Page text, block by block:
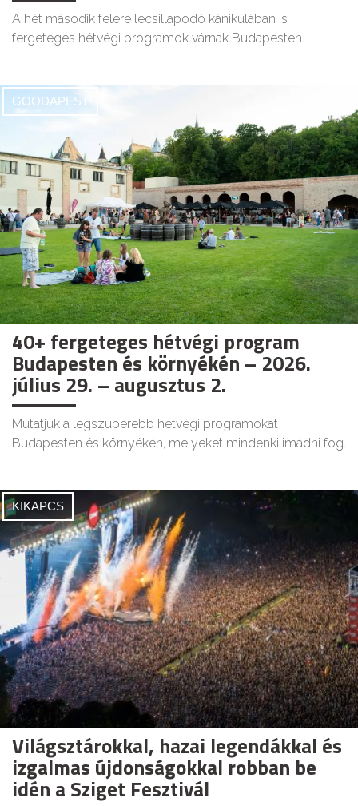
A hét második felére lecsillapodó kánikulában is
fergeteges hétvégi programok várnak Budapesten.
GOODAPEST
40+ fergeteges hétvégi program
Budapesten és környékén – 2026.
július 29. – augusztus 2.
Mutatjuk a legszuperebb hétvégi programokat
Budapesten és környékén, melyeket mindenki imádni fog.
KIKAPCS
Világsztárokkal, hazai legendákkal és
izgalmas újdonságokkal robban be
idén a Sziget Fesztivál